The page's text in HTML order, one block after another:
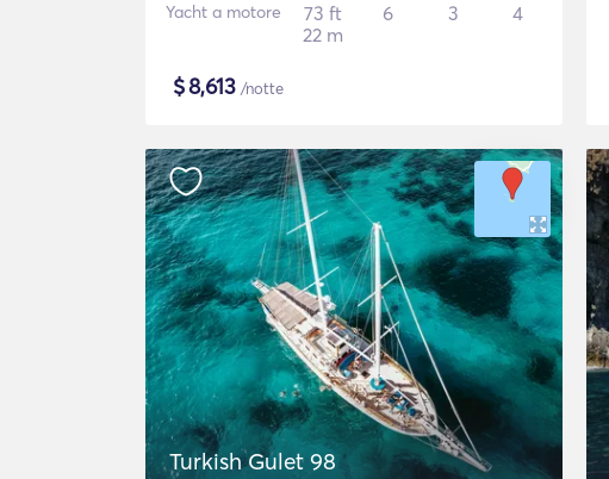
Yacht a motore
73 ft
22 m
6 3 4
$8,613 /notte
Turkish Gulet 98